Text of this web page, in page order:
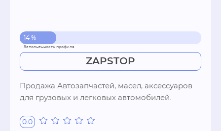
14 %
ZAPSTOP
Продажа Автозапчастей, масел, аксессуаров
для грузовых и легковых автомобилей.
0.0